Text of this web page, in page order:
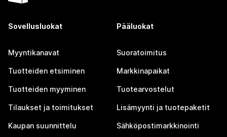
Sovellusluokat
Myyntikanavat
Tuotteiden etsiminen
Tuotteiden myyminen
Tilaukset ja toimitukset
Kaupan suunnittelu
Pääluokat
Suoratoimitus
Markkinapaikat
Tuotearvostelut
Lisämyynti ja tuotepaketit
Sähköpostimarkkinointi